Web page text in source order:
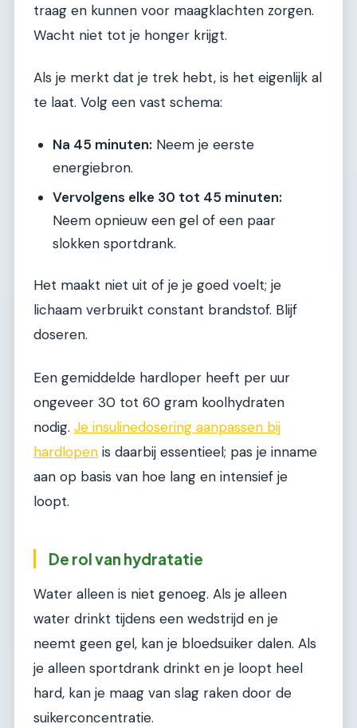
traag en kunnen voor maagklachten zorgen.
Wacht niet tot je honger krijgt.
Als je merkt dat je trek hebt, is het eigenlijk al
te laat. Volg een vast schema:
Na 45 minuten: Neem je eerste
energiebron.
Vervolgens elke 30 tot 45 minuten:
Neem opnieuw een gel of een paar
slokken sportdrank.
Het maakt niet uit of je je goed voelt; je
lichaam verbruikt constant brandstof. Blijf
doseren.
Een gemiddelde hardloper heeft per uur
ongeveer 30 tot 60 gram koolhydraten
nodig. Je insulinedosering aanpassen bij
hardlopen is daarbij essentieel; pas je inname
aan op basis van hoe lang en intensief je
loopt.
De rol van hydratatie
Water alleen is niet genoeg. Als je alleen
water drinkt tijdens een wedstrijd en je
neemt geen gel, kan je bloedsuiker dalen. Als
je alleen sportdrank drinkt en je loopt heel
hard, kan je maag van slag raken door de
suikerconcentratie.